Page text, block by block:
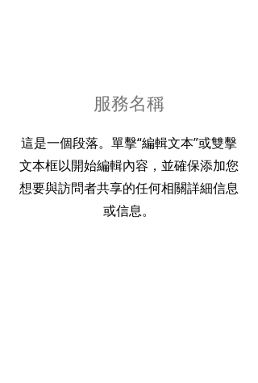
服務名稱
這是一個段落。單擊“編輯文本”或雙擊
文本框以開始編輯內容，並確保添加您
想要與訪問者共享的任何相關詳細信息
或信息。